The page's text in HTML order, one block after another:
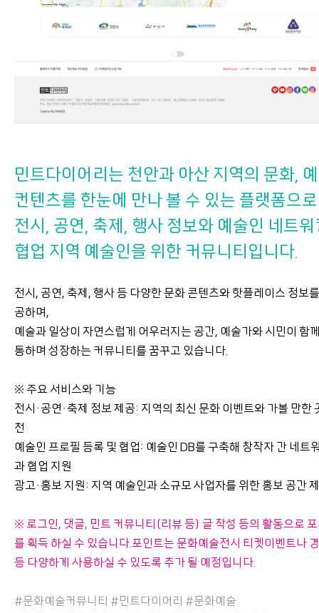
민트다이어리는 천안과 아산 지역의 문화,
컨텐츠를 한눈에 만나 볼 수 있는 플랫폼으
전시, 공연, 축제, 행사 정보와 예술인 네트
협업 지역 예술인을 위한 커뮤니티입니다.
전시, 공연, 축제, 행사 등 다양한 문화 콘텐츠와 핫플레이스 정보
공하며,
예술과 일상이 자연스럽게 어우러지는 공간, 예술가와 시민이 함
통하며 성장하는 커뮤니티를 꿈꾸고 있습니다.
※ 주요 서비스와 기능
전시·공연·축제 정보 제공: 지역의 최신 문화 이벤트와 가볼 만한
천
예술인 프로필 등록 및 협업: 예술인 DB를 구축해 창작자 간 네트
과 협업 지원
광고·홍보 지원: 지역 예술인과 소규모 사업자를 위한 홍보 공간
※ 로그인, 댓글, 민트 커뮤니티(리뷰 등) 글 작성 등의 활동으로
를 획득 하실 수 있습니다.포인트는 문화예술전시 티켓이벤트나
등 다양하게 사용하실 수 있도록 추가 될 예정입니다.
#문화예술커뮤니티 #민트다이어리 #문화예술